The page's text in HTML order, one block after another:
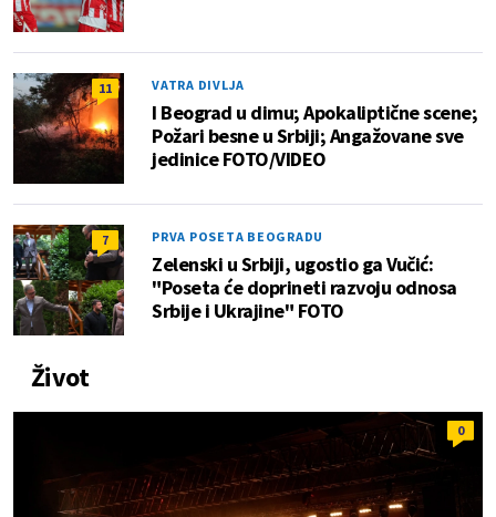
11 VATRA DIVLJA
I Beograd u dimu; Apokaliptične scene;
Požari besne u Srbiji; Angažovane sve
jedinice FOTO/VIDEO
7 PRVA POSETA BEOGRADU
Zelenski u Srbiji, ugostio ga Vučić:
"Poseta će doprineti razvoju odnosa
Srbije i Ukrajine" FOTO
Život
0